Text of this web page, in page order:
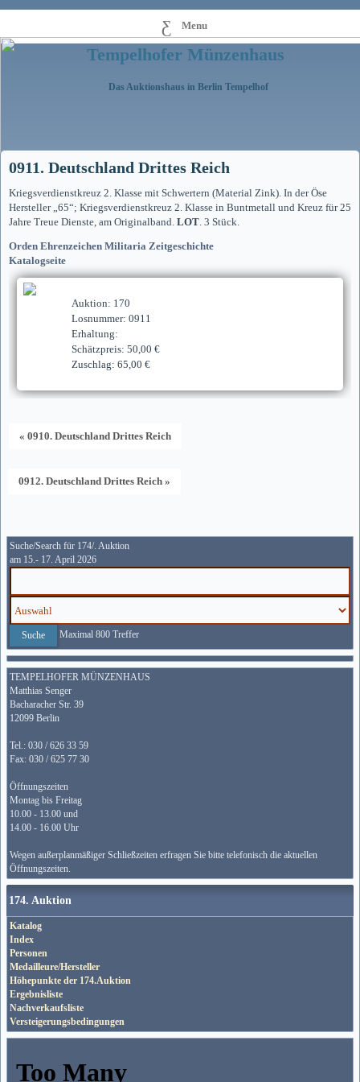
Menu
Tempelhofer Münzenhaus
Das Auktionshaus in Berlin Tempelhof
0911. Deutschland Drittes Reich
Kriegsverdienstkreuz 2. Klasse mit Schwertern (Material Zink). In der Öse
Hersteller „65“; Kriegsverdienstkreuz 2. Klasse in Buntmetall und Kreuz für 25
Jahre Treue Dienste, am Originalband. LOT. 3 Stück.
Orden Ehrenzeichen Militaria Zeitgeschichte
Katalogseite
Auktion: 170
Losnummer: 0911
Erhaltung:
Schätzpreis: 50,00 €
Zuschlag: 65,00 €
« 0910. Deutschland Drittes Reich
0912. Deutschland Drittes Reich »
Suche/Search für 174/. Auktion
am 15.- 17. April 2026
Maximal 800 Treffer
TEMPELHOFER MÜNZENHAUS
Matthias Senger
Bacharacher Str. 39
12099 Berlin
Tel.: 030 / 626 33 59
Fax: 030 / 625 77 30
Öffnungszeiten
Montag bis Freitag
10.00 - 13.00 und
14.00 - 16.00 Uhr
Wegen außerplanmäßiger Schließzeiten erfragen Sie bitte telefonisch die aktuellen
Öffnungszeiten.
174. Auktion
Katalog
Index
Personen
Medailleure/Hersteller
Höhepunkte der 174.Auktion
Ergebnisliste
Nachverkaufsliste
Versteigerungsbedingungen